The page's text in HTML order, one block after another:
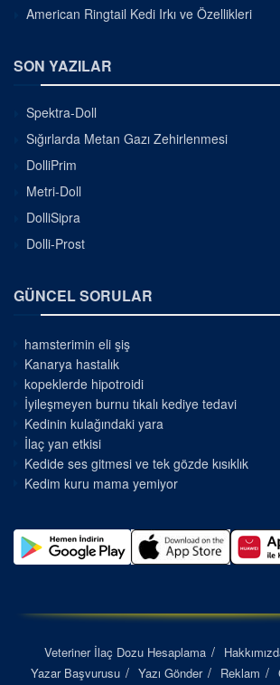
American Ringtail Kedi Irkı ve Özellikleri
SON YAZILAR
Spektra-Doll
Sığırlarda Metan Gazı Zehirlenmesi
DolliPrim
Metri-Doll
DolliSipra
Dolli-Prost
GÜNCEL SORULAR
hamsterimin eli şiş
Kanarya hastalık
kopeklerde hipotroidi
İyileşmeyen burnu tıkalı kediye tedavi
Kedinin kulağındaki yara
İlaç yan etkisi
Kedide ses gitmesi ve tek gözde kısıklık
Kedim kuru mama yemiyor
Veteriner İlaç Dozu Hesaplama
Yazar Başvurusu
Yazı Gönder Reklam